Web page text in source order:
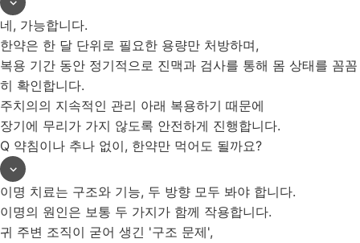
네, 가능합니다.
한약은 한 달 단위로 필요한 용량만 처방하며,
복용 기간 동안 정기적으로 진맥과 검사를 통해 몸 상태를 꼼꼼
히 확인합니다.
주치의의 지속적인 관리 아래 복용하기 때문에
장기에 무리가 가지 않도록 안전하게 진행합니다.
Q 약침이나 추나 없이, 한약만 먹어도 될까요?
이명 치료는 구조와 기능, 두 방향 모두 봐야 합니다.
이명의 원인은 보통 두 가지가 함께 작용합니다.
귀 주변 조직이 굳어 생긴 '구조 문제',